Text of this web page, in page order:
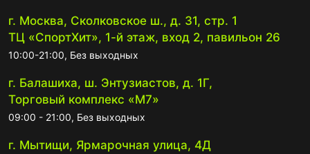
г. Москва, Сколковское ш., д. 31, стр. 1
ТЦ «СпортХит», 1-й этаж, вход 2, павильон 26
10:00-21:00, Без выходных
г. Балашиха, ш. Энтузиастов, д. 1Г,
Торговый комплекс «М7»
09:00 - 21:00, Без выходных
г. Мытищи, Ярмарочная улица, 4Д